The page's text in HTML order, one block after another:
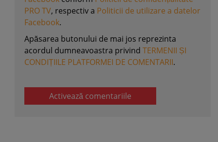
PRO TV, respectiv a Politicii de utilizare a datelor
Facebook.
Apăsarea butonului de mai jos reprezinta
acordul dumneavoastra privind TERMENII ȘI
CONDIȚIILE PLATFORMEI DE COMENTARII.
Activează comentariile